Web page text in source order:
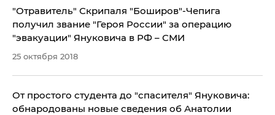
"Отравитель" Скрипаля "Боширов"-Чепига
получил звание "Героя России" за операцию
"эвакуации" Януковича в РФ – СМИ
25 октября 2018
От простого студента до "спасителя" Януковича:
обнародованы новые сведения об Анатолии